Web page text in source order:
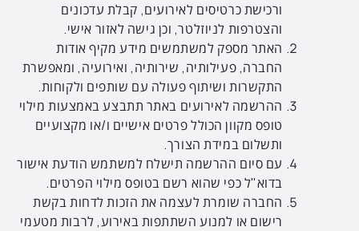
ורכישת כרטיסים לאירועים, קבלת עדכונים
והצטרפות לניוזלטר, וכן גישה לאזור אישי.
האתר מספק למשתמשים מידע מקיף אודות
החברה, פעילותיה, שירותיה, ואירועיה, ומאפשרת
התקשרות ושיתוף פעולה עם שותפים ולקוחות.
ההרשמה לאירועים באתר תתבצע באמצעות מילוי
טופס מקוון הכולל פרטים אישיים ו/או מקצועיים
ותשלום במידת הצורך.
עם סיום ההרשמה תישלח למשתמש הודעת אישור
בדוא"ל כפי שהוא רשם בטופס מילוי הפרטים.
החברה שומרת לעצמה את הזכות לדחות בקשת
רישום או למנוע השתתפות באירוע, לרבות מטעמי